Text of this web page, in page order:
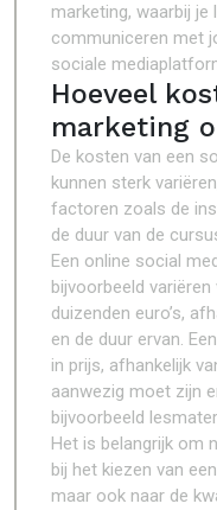
marketing, waarbij
communiceren met
sociale
Hoeveel
marketing
De kosten van een
kunnen sterk
factoren zoals de
de duur van de
Een online social
bijvoorbeeld
duizenden euro’s,
en de duur ervan.
in prijs, afhankelijk
aanwezig moet zijn
bijvoorbeeld
Het is belangrijk om
bij het kiezen van
maar ook naar de